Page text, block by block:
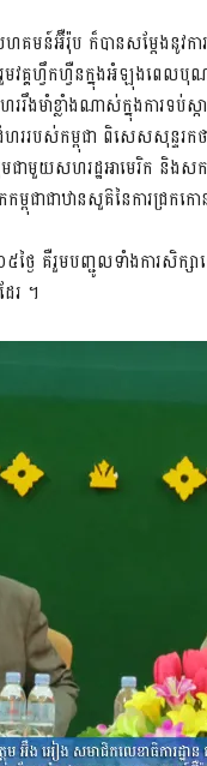
មន៍​អ៊ឺរ៉ុប ក៏​បាន​សម្តែង​នូវ​កា
វគ្គ​ហ្វឹក​ហ្វឺន​ក្នុង​អំ​ឡុង​ពេ
ហរ​រឹង​មាំ​​ខ្លាំង​ណាស់​​ក្នុង​​ការ​​
រ​របស់​កម្ពុជា​​ ពិសេស​សុន្ទរ​
ជា​មួយ​​សហ​រដ្ឋ​អាមេរិក​ និង​ស
ម្ពុជា​ជា​ឋាន​សួគ៝​​នៃ​ការ​ជ្រ
ថ្ងៃ គឺ​រួម​បញ្ជូល​ទាំង​ការ​សិក្
រ​ ។